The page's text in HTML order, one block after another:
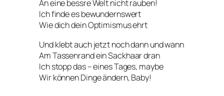
An eine bessre Welt nicht rauben!
Ich finde es bewundernswert
Wie dich dein Optimismus ehrt
Und klebt auch jetzt noch dann und wann
Am Tassenrand ein Sackhaar dran
Ich stopp das – eines Tages, maybe
Wir können Dinge ändern, Baby!